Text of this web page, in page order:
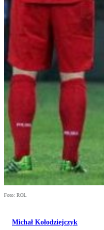
Foto: ROL
Michał Kołodziejczyk